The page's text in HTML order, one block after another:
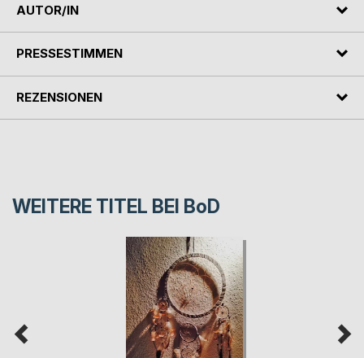
AUTOR/IN
PRESSESTIMMEN
REZENSIONEN
WEITERE TITEL BEI BoD